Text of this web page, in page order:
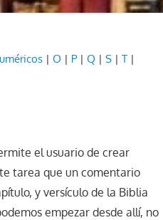
|O | P|Q |S |T |
el usuario de crear
tarea que un comentario
y versículo de la Biblia
empezar desde allí, no